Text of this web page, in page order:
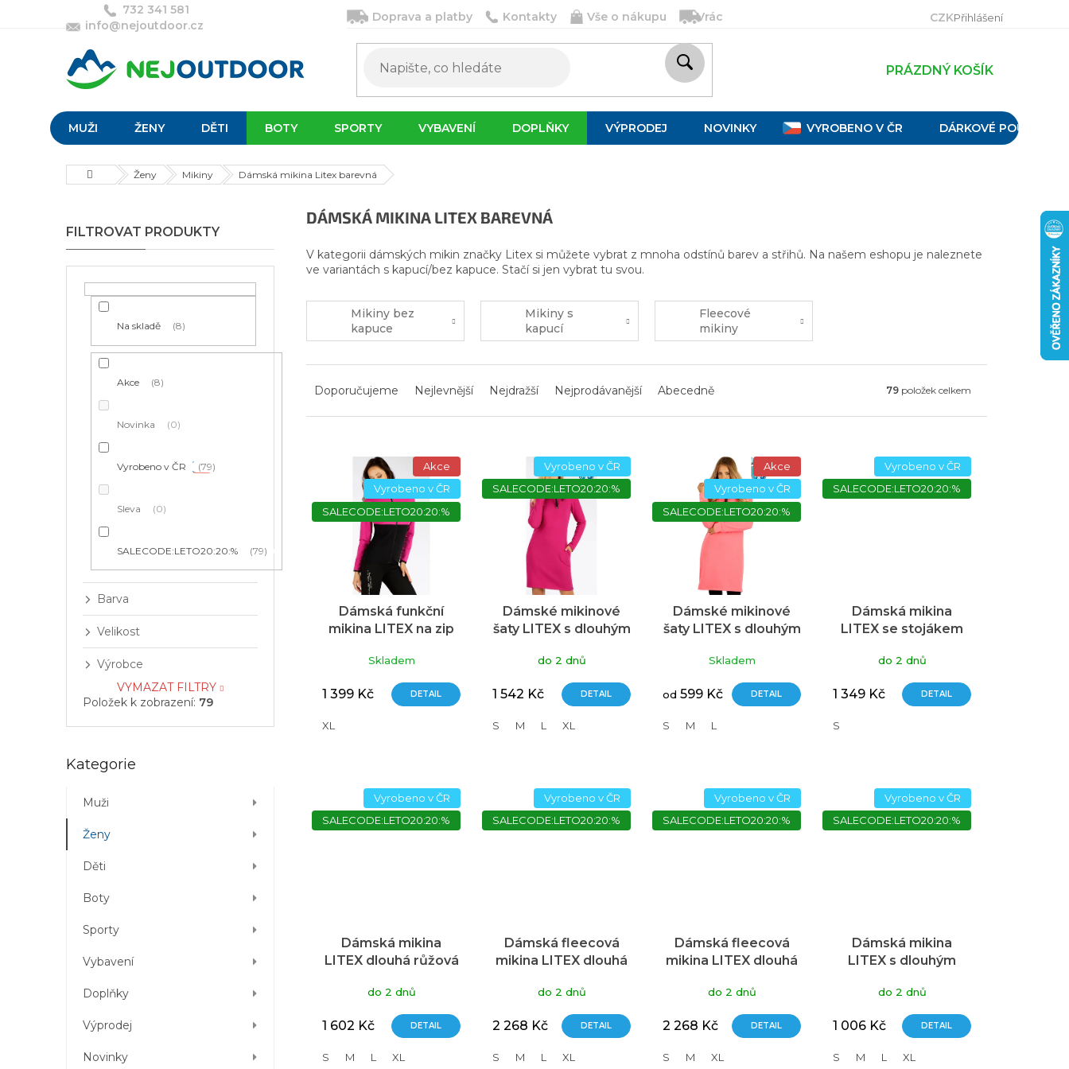
732 341 581
info@nejoutdoor.cz
Doprava a platby Kontakty Vše o nákupu Vrácení, výměna a reklamace Velikostní tabulky
CZKPřihlášení
PRÁZDNÝ KOŠÍK
MUŽI ŽENY DĚTI BOTY SPORTY VYBAVENÍ DOPLŇKY VÝPRODEJ NOVINKY VYROBENO V ČR DÁRKOVÉ POUKAZY
DomůŽeny Mikiny Dámská mikina Litex barevná
o
s
t
Na skladě 8
Akce 8
Novinka 0
Vyrobeno v ČR 79
Sleva 0
SALECODE:LETO20:20:% 79
Barva
Velikost
Výrobce
VYMAZAT FILTRY
Položek k zobrazení: 79
Přeskočit
Kategorie
Muži
Ženy
Děti
Boty
Sporty
Vybavení
Doplňky
Výprodej
Novinky
DÁMSKÁ MIKINA LITEX BAREVNÁ
V kategorii dámských mikin značky Litex si můžete vybrat z mnoha odstínů barev a střihů. Na našem eshopu je naleznete
ve variantách s kapucí/bez kapuce. Stačí si jen vybrat tu svou.
Mikiny bez
kapuce
Mikiny s
kapucí
Fleecové
mikiny
Doporučujeme Nejlevnější Nejdražší Nejprodávanější Abecedně 79 položek celkem
s
Akce
Vyrobeno v ČR
SALECODE:LETO20:20:%
Dámská funkční
mikina LITEX na zip
Skladem
1 399 Kč DETAIL
XL
Vyrobeno v ČR
SALECODE:LETO20:20:%
Dámské mikinové
šaty LITEX s dlouhým
do 2 dnů
1 542 Kč DETAIL
S M L XL
Akce
Vyrobeno v ČR
SALECODE:LETO20:20:%
Dámské mikinové
šaty LITEX s dlouhým
Skladem
od 599 Kč DETAIL
S M L
Vyrobeno v ČR
SALECODE:LETO20:20:%
Dámská mikina
LITEX se stojákem
do 2 dnů
1 349 Kč DETAIL
S
Vyrobeno v ČR
SALECODE:LETO20:20:%
Dámská mikina
LITEX dlouhá růžová
do 2 dnů
1 602 Kč DETAIL
S M L XL
Vyrobeno v ČR
SALECODE:LETO20:20:%
Dámská fleecová
mikina LITEX dlouhá
do 2 dnů
2 268 Kč DETAIL
S M L XL
Vyrobeno v ČR
SALECODE:LETO20:20:%
Dámská fleecová
mikina LITEX dlouhá
do 2 dnů
2 268 Kč DETAIL
S M XL
Vyrobeno v ČR
SALECODE:LETO20:20:%
Dámská mikina
LITEX s dlouhým
do 2 dnů
1 006 Kč DETAIL
S M L XL